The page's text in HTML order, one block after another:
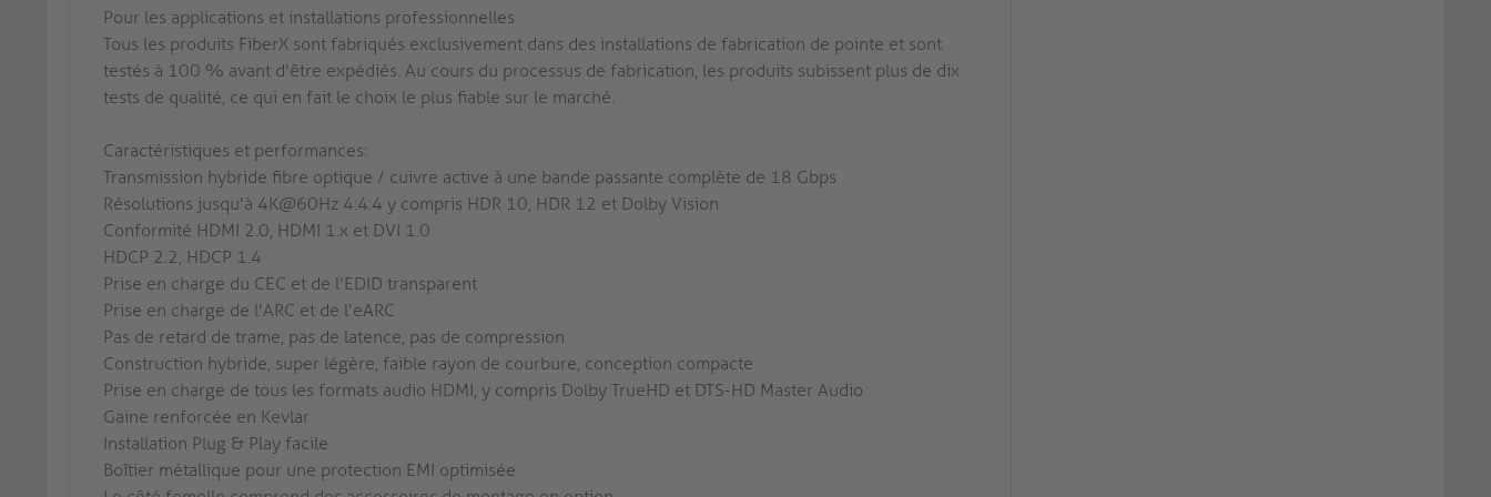
Pour les applications et installations professionnelles
Tous les produits FiberX sont fabriqués exclusivement dans des installations de fabrication de pointe et sont
testés à 100 % avant d'être expédiés. Au cours du processus de fabrication, les produits subissent plus de dix
tests de qualité, ce qui en fait le choix le plus fiable sur le marché.
Caractéristiques et performances:
Transmission hybride fibre optique / cuivre active à une bande passante complète de 18 Gbps
Résolutions jusqu'à 4K@60Hz 4:4:4 y compris HDR 10, HDR 12 et Dolby Vision
Conformité HDMI 2.0, HDMI 1.x et DVI 1.0
HDCP 2.2, HDCP 1.4
Prise en charge du CEC et de l'EDID transparent
Prise en charge de l'ARC et de l'eARC
Pas de retard de trame, pas de latence, pas de compression
Construction hybride, super légère, faible rayon de courbure, conception compacte
Prise en charge de tous les formats audio HDMI, y compris Dolby TrueHD et DTS-HD Master Audio
Gaine renforcée en Kevlar
Installation Plug & Play facile
Boîtier métallique pour une protection EMI optimisée